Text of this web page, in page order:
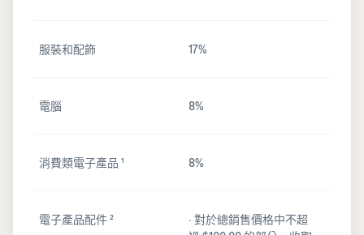
服裝和配飾 17%
電腦 8%
消費類電子產品 ¹ 8%
電子產品配件 ²
· 對於總銷售價格中不超